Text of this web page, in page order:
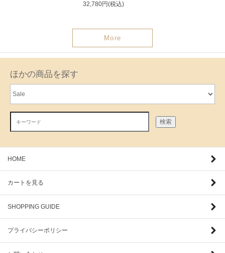
32,780円(税込)
More
ほかの商品を探す
検索
HOME
カートを見る
SHOPPING GUIDE
プライバシーポリシー